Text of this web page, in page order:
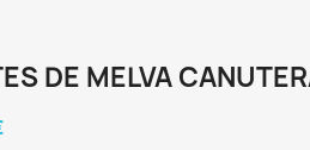
DE MELVA